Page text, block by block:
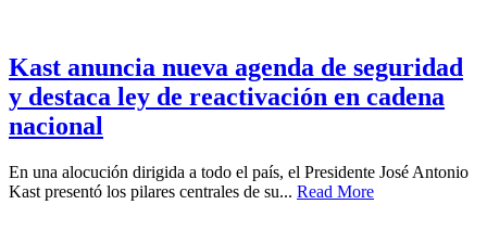
Kast anuncia nueva agenda de seguridad
y destaca ley de reactivación en cadena
nacional
En una alocución dirigida a todo el país, el Presidente José Antonio
Kast presentó los pilares centrales de su... Read More